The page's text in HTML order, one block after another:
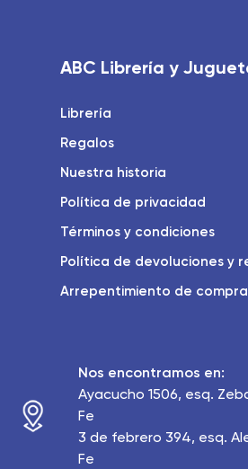
ABC Librería y
Librería
Regalos
Nuestra historia
Política de privacidad
Términos y condiciones
Política de devoluciones y
Arrepentimiento de compra
Nos encontramos en:
Ayacucho 1506, esq.
Fe
3 de febrero 394, esq.
Fe